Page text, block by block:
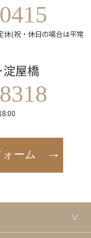
休(祝・休日の場合は平常
屋橋
ーム